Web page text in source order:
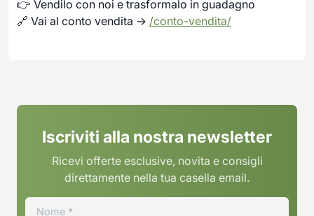
👉 Vendilo con noi e trasformalo in guadagno
🔗 Vai al conto vendita → /conto-vendita/
Iscriviti alla nostra newsletter
Ricevi offerte esclusive, novita e consigli
direttamente nella tua casella email.